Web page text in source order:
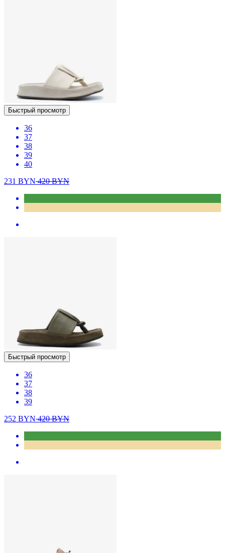
Быстрый просмотр
36
37
38
39
40
231 BYN420BYN
Быстрый просмотр
36
37
38
39
252 BYN420BYN